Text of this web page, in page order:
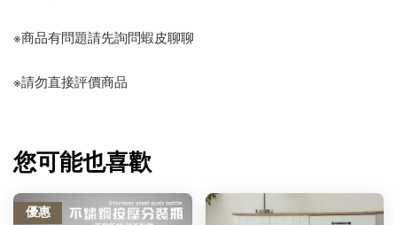
※商品有問題請先詢問蝦皮聊聊
※請勿直接評價商品
您可能也喜歡
優惠